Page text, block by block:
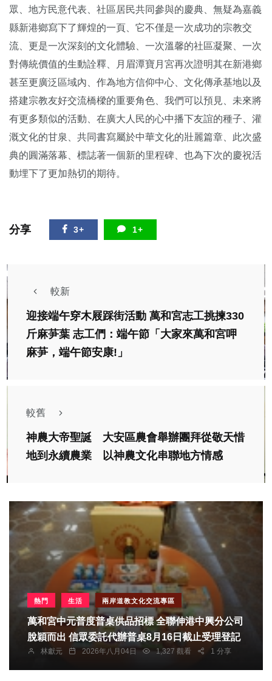
眾、地方民意代表、社區居民共同參與的慶典、無疑為嘉義
縣新港鄉寫下了輝煌的一頁、它不僅是一次成功的宗教交
流、更是一次深刻的文化體驗、一次溫馨的社區凝聚、一次
對傳統價值的生動詮釋、月眉潭寶月宮再次證明其在新港鄉
甚至更廣泛區域內、作為地方信仰中心、文化傳承基地以及
搭建宗教友好交流橋樑的重要角色、我們可以預見、未來將
有更多類似的活動、在廣大人民的心中播下友誼的種子、灌
溉文化的甘泉、共同書寫屬於中華文化的壯麗篇章、此次盛
典的圓滿落幕、標誌著一個新的里程碑、也為下次的慶祝活
動埋下了更加熱切的期待。
分享 3+ 1+
較新
迎接端午穿木屐踩街活動 萬和宮志工挑揀330
斤麻芛葉 志工們：端午節「大家來萬和宮呷
麻芛，端午節安康!」
較舊
神農大帝聖誕 大安區農會舉辦團拜從敬天惜
地到永續農業 以神農文化串聯地方情感
熱門 生活 兩岸道教文化交流專區
萬和宮中元普度普桌供品招標 全聯伸港中興分公司
脫穎而出 信眾委託代辦普桌8月16日截止受理登記
林獻元 2026年八月04日 1,327 觀看 1 分享